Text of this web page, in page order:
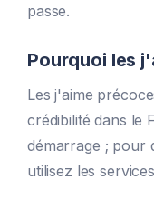
passe.
Pourquoi les
Les j'aime
crédibilité dans le
démarrage ; pour
utilisez les